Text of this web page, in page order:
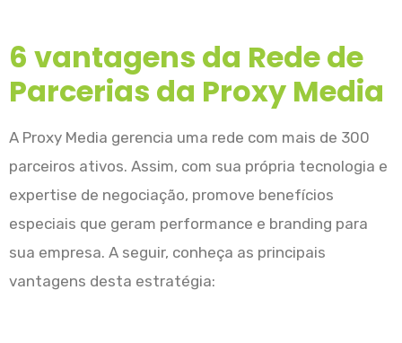
6 vantagens da Rede de
Parcerias da Proxy Media
A Proxy Media gerencia uma rede com mais de 300
parceiros ativos. Assim, com sua própria tecnologia e
expertise de negociação, promove benefícios
especiais que geram performance e branding para
sua empresa. A seguir, conheça as principais
vantagens desta estratégia: